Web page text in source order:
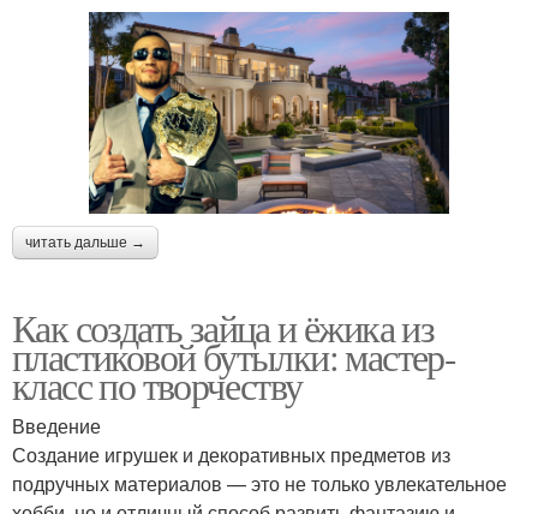
читать дальше →
Как создать зайца и ёжика из
пластиковой бутылки: мастер-
класс по творчеству
Введение
Создание игрушек и декоративных предметов из
подручных материалов — это не только увлекательное